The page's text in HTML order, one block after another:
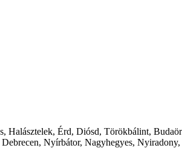
Halásztelek, Érd, Diósd, Törökbálint,
Nyírbátor, Nagyhegyes,